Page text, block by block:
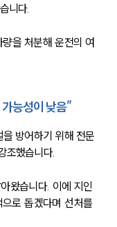
니다.
을 처분해 운전의 여
능성이 낮음”
방어하기 위해 전문
조했습니다.
왔습니다. 이에 지인
로 돕겠다며 선처를